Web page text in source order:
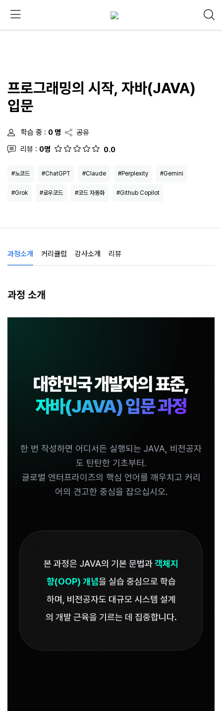
프로그래밍의 시작, 자바(JAVA)
입문
학습 중 : 0 명
공유
리뷰 : 0명 0.0
#노코드 #ChatGPT #Claude #Perplexity #Gemini
#Grok #로우코드 #코드 자동화 #Github Copilot
과정소개 커리큘럼 강사소개 리뷰
과정 소개